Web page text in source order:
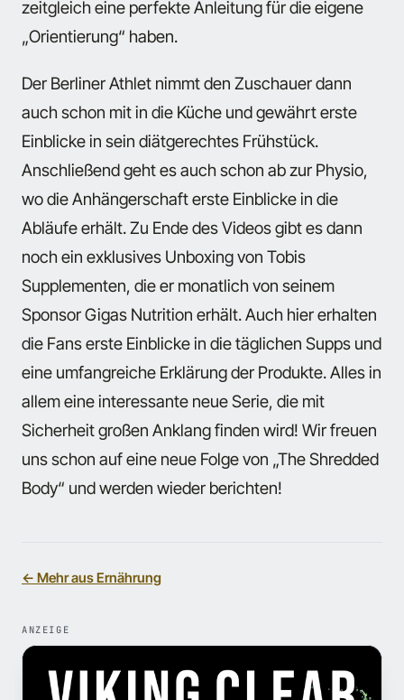
zeitgleich eine perfekte Anleitung für die eigene
„Orientierung“ haben.
Der Berliner Athlet nimmt den Zuschauer dann
auch schon mit in die Küche und gewährt erste
Einblicke in sein diätgerechtes Frühstück.
Anschließend geht es auch schon ab zur Physio,
wo die Anhängerschaft erste Einblicke in die
Abläufe erhält. Zu Ende des Videos gibt es dann
noch ein exklusives Unboxing von Tobis
Supplementen, die er monatlich von seinem
Sponsor Gigas Nutrition erhält. Auch hier erhalten
die Fans erste Einblicke in die täglichen Supps und
eine umfangreiche Erklärung der Produkte. Alles in
allem eine interessante neue Serie, die mit
Sicherheit großen Anklang finden wird! Wir freuen
uns schon auf eine neue Folge von „The Shredded
Body“ und werden wieder berichten!
← Mehr aus Ernährung
ANZEIGE